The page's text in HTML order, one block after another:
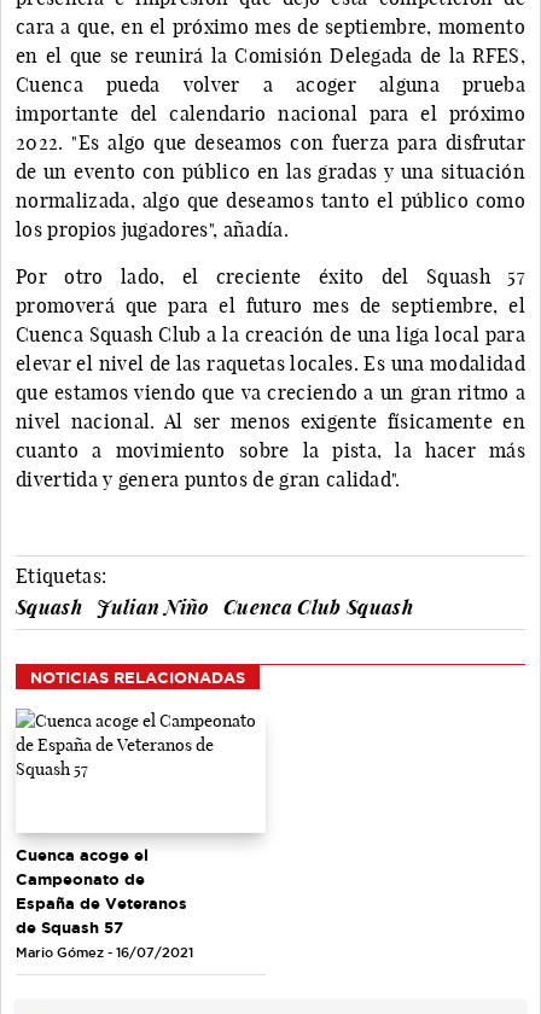
cara a que, en el próximo mes de septiembre, momento
en el que se reunirá la Comisión Delegada de la RFES,
Cuenca pueda volver a acoger alguna prueba
importante del calendario nacional para el próximo
2022. "Es algo que deseamos con fuerza para disfrutar
de un evento con público en las gradas y una situación
normalizada, algo que deseamos tanto el público como
los propios jugadores", añadía.
Por otro lado, el creciente éxito del Squash 57
promoverá que para el futuro mes de septiembre, el
Cuenca Squash Club a la creación de una liga local para
elevar el nivel de las raquetas locales. Es una modalidad
que estamos viendo que va creciendo a un gran ritmo a
nivel nacional. Al ser menos exigente físicamente en
cuanto a movimiento sobre la pista, la hacer más
divertida y genera puntos de gran calidad".
Etiquetas:
Squash
Julian Niño Cuenca Club Squash
NOTICIAS RELACIONADAS
Cuenca acoge el
Campeonato de
España de Veteranos
de Squash 57
Mario Gómez - 16/07/2021